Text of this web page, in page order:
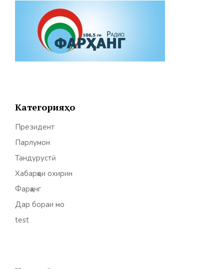
Категорияҳо
Президент
Парлумон
Тандурустӣ
Хабарҳои охирин
Фарҳанг
Дар бораи мо
test